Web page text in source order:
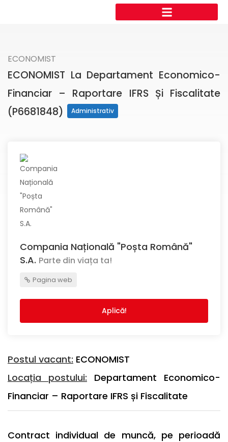
ECONOMIST
ECONOMIST La Departament Economico-
Financiar – Raportare IFRS Și Fiscalitate
(P6681848)
Administrativ
Compania Națională "Poșta Română"
S.A. Parte din viața ta!
Pagina web
Aplică!
Postul vacant: ECONOMIST
Locația postului: Departament Economico-
Financiar – Raportare IFRS și Fiscalitate
Contract individual de muncă, pe perioadă